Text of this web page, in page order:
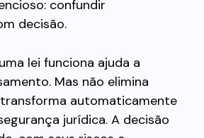
confundir
decisão.
lei funciona ajuda a
Mas não elimina
automaticamente
jurídica. A decisão